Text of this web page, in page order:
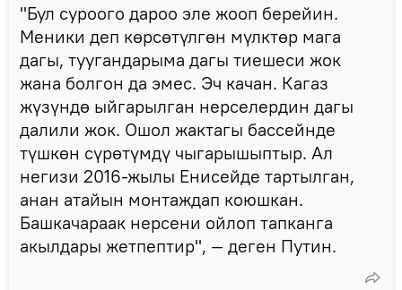
"Бул суроого дароо эле жооп берейин.
Меники деп көрсөтүлгөн мүлктөр мага
дагы, туугандарыма дагы тиешеси жок
жана болгон да эмес. Эч качан. Кагаз
жүзүндө ыйгарылган нерселердин дагы
далили жок. Ошол жактагы бассейнде
түшкөн сүрөтүмдү чыгарышыптыр. Ал
негизи 2016-жылы Енисейде тартылган,
анан атайын монтаждап коюшкан.
Башкачараак нерсени ойлоп тапканга
акылдары жетпептир", — деген Путин.